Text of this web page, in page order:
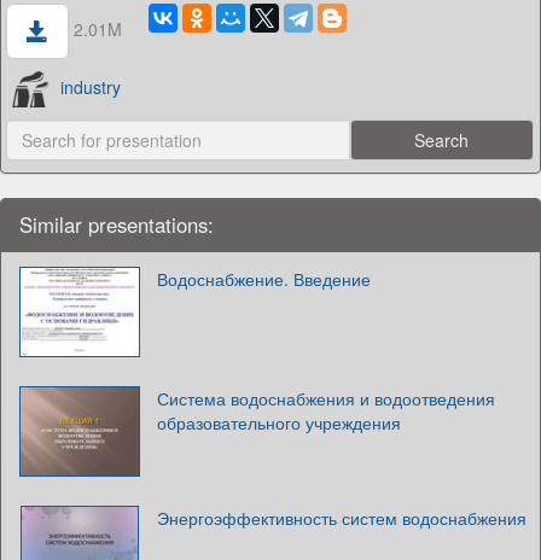
2.01M
industry
Similar presentations:
Водоснабжение. Введение
Система водоснабжения и водоотведения
образовательного учреждения
Энергоэффективность систем водоснабжения